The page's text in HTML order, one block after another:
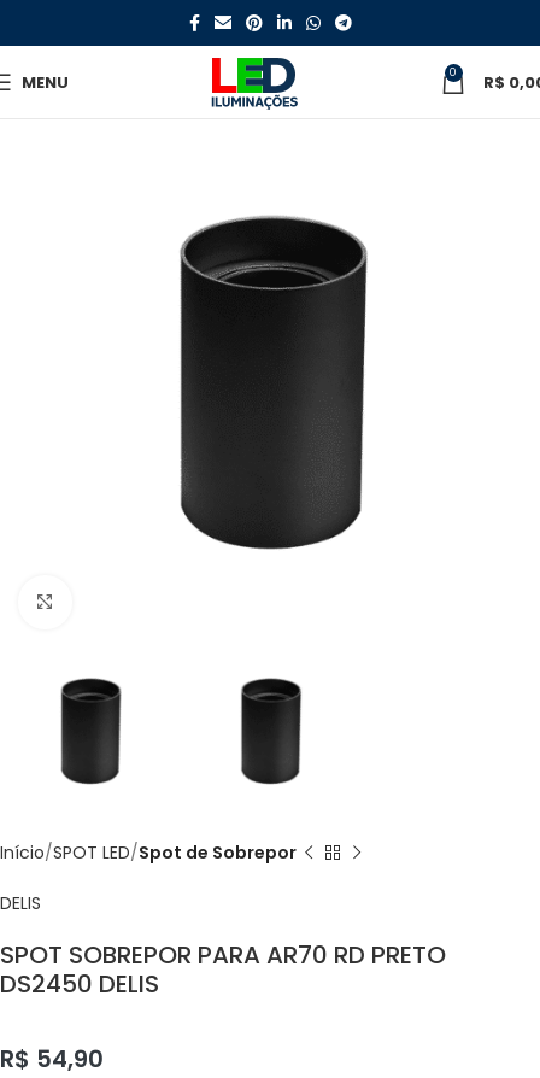
MENU 0 R$
Início SPOT LED Spot de Sobrepor
DELIS
SPOT SOBREPOR PARA AR70 RD PRETO
DS2450 DELIS
R$ 54,90